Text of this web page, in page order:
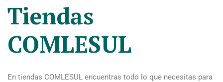
Tiendas
COMLESUL
En tiendas COMLESUL encuentras todo lo que necesitas para